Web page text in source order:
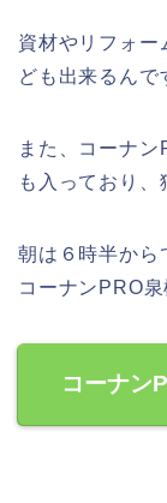
資材やリフォー
ども出来るんで
また、コーナ
も入っており、
朝は６時半から
コーナンPRO
コーナン